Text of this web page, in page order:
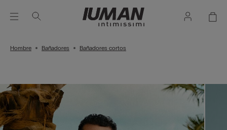
Hombre Bañadores Bañadores cortos